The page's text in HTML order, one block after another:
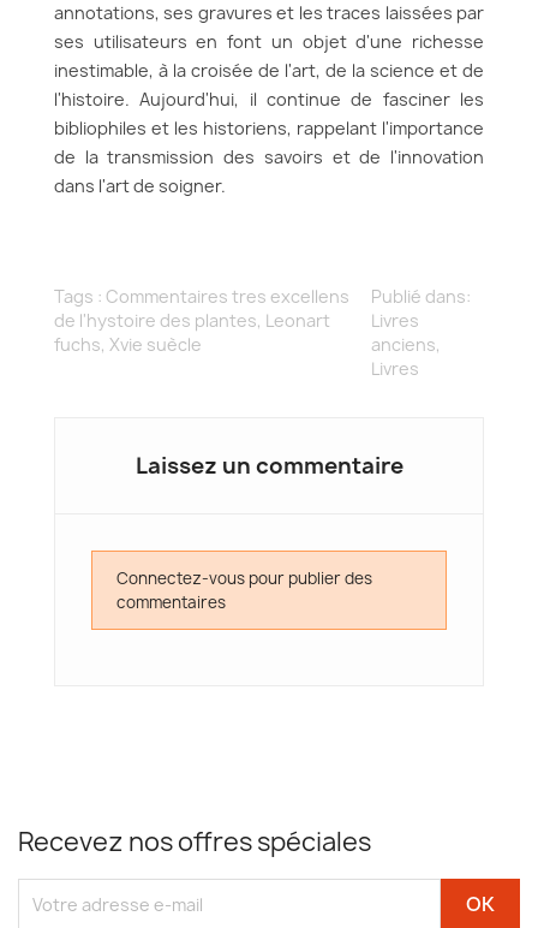
annotations, ses gravures et les traces laissées par
ses utilisateurs en font un objet d'une richesse
inestimable, à la croisée de l'art, de la science et de
l'histoire. Aujourd'hui, il continue de fasciner les
bibliophiles et les historiens, rappelant l'importance
de la transmission des savoirs et de l'innovation
dans l'art de soigner.
Tags : Commentaires tres excellens
de l'hystoire des plantes, Leonart
fuchs, Xvie suècle
Publié dans:
Livres
anciens,
Livres
Laissez un commentaire
Connectez-vous pour publier des
commentaires
Recevez nos offres spéciales